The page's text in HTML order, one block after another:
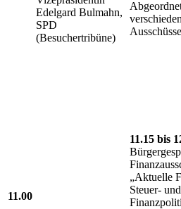
11.00
Edelgard Bulmahn,
SPD
(Besuchertribüne)
Ausschüsse
11.15 bis
„Aktuelle
Steuer- und